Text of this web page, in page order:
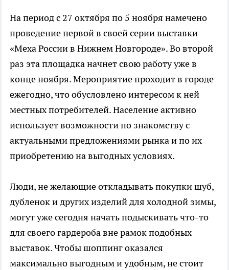
На период с 27 октября по 5 ноября намечено
проведение первой в своей серии выставки
«Меха России в Нижнем Новгороде». Во второй
раз эта площадка начнет свою работу уже в
конце ноября. Мероприятие проходит в городе
ежегодно, что обусловлено интересом к ней
местных потребителей. Население активно
использует возможности по знакомству с
актуальными предложениями рынка и по их
приобретению на выгодных условиях.
Люди, не желающие откладывать покупки шуб,
дубленок и других изделий для холодной зимы,
могут уже сегодня начать подыскивать что-то
для своего гардероба вне рамок подобных
выставок. Чтобы шоппинг оказался
максимально выгодным и удобным, не стоит